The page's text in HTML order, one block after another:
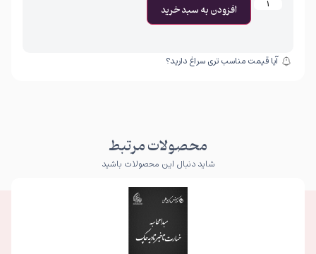
افزودن به سبد خرید
آیا قیمت مناسب تری سراغ دارید؟
محصولات مرتبط
شاید دنبال این محصولات باشید